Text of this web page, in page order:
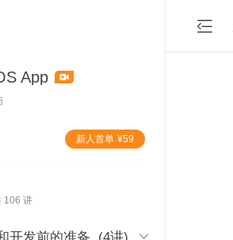
App
新⼈⾸单 ¥59
106 讲
开发前的准备 (4讲) 
